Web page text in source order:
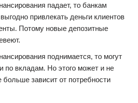
падает, то банкам
привлекать деньги клиентов
Потому новые депозитные
поднимается, то могут
по вкладам. Но этого может и не
больше зависит от потребности